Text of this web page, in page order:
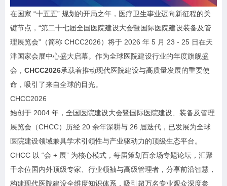
在国家 “十五五” 规划的开局之年，医疗卫生事业迈向新征程的关
键节点，“第二十七届全国医院建设大会暨国际医院建设装备及管
理展览会”（简称 CHCC2026）将于 2026 年 5 月 23 - 25 日在天
津国家会展中心盛大启幕。作为全球医院建设行业的年度旗舰盛
会， CHCC2026承载着推动现代医院建设与高质量发展的重要使
命，吸引了来自全球的目光。
CHCC2026
始创于 2004 年，全国医院建设大会暨国际医院建设、装备及管理
展览会（CHCC）历经 20 余年深耕与 26 届迭代，已发展为全球
医院建设领域兼具学术引领性与产业驱动力的顶级生态平台。
CHCC 以 “会 + 展” 为核心模式，每届策划百余场专题论坛，汇聚
千余位国内外顶级专家、行业领袖与高级管理者，分享前沿智慧，
构建现代医院建设全维度知识体系，吸引超万名专业观众深度参